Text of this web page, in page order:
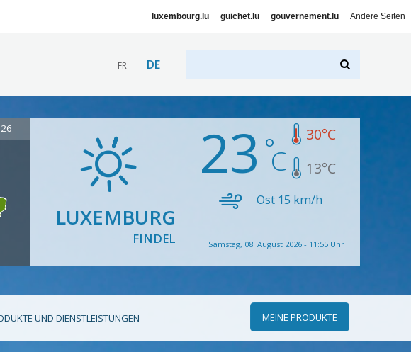
luxembourg.lu guichet.lu gouvernement.lu Andere Seiten
FR DE
LUXEMBURG
FINDEL
23 30°C
13°C
Ost 15 km/h
Samstag, 08. August 2026 - 11:55 Uhr
UND DIENSTLEISTUNGEN MEINE PRODUKTE